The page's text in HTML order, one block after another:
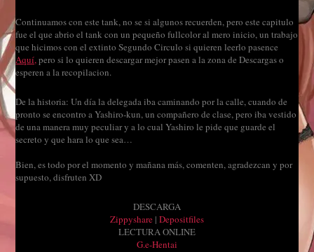
Continuamos con este tank, no se si algunos recuerden, pero este capitulo
fue el que abrio el tank con un pequeño fullcolor al mero inicio, un trabajo
que hicimos con el extinto Segundo Circulo si quieren leerlo pasence
Aquí,pero si lo quieren descargar mejor pasen a la zona de Descargas o
esperen a la recopilacion.
De la historia: Un día la delegada iba caminando por la calle, cuando de
pronto se encontro a Yashiro-kun, un compañero de clase, pero iba vestido
de una manera muy peculiar y a lo cual Yashiro le pide que guarde el
secreto y que hara lo que sea…
Bien, es todo por el momento y mañana más, comenten, agradezcan y por
supuesto, disfruten XD
DESCARGA
Zippyshare | Depositfiles
LECTURA ONLINE
G.e-Hentai